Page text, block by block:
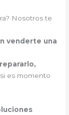
Nosotros te
venderte una
si es momento